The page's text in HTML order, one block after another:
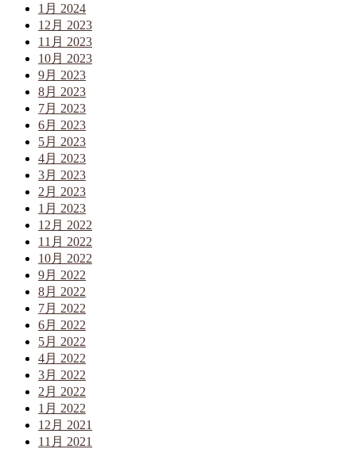
1月 2024
12月 2023
11月 2023
10月 2023
9月 2023
8月 2023
7月 2023
6月 2023
5月 2023
4月 2023
3月 2023
2月 2023
1月 2023
12月 2022
11月 2022
10月 2022
9月 2022
8月 2022
7月 2022
6月 2022
5月 2022
4月 2022
3月 2022
2月 2022
1月 2022
12月 2021
11月 2021